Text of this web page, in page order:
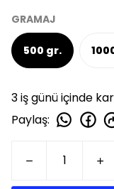
GRAMAJ
500 gr.
3 iş günü içinde
Paylaş: